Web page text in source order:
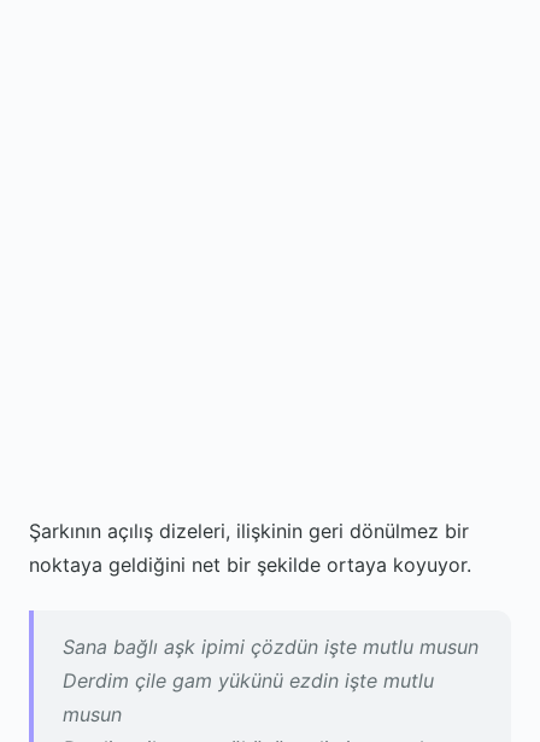
Şarkının açılış dizeleri, ilişkinin geri dönülmez bir
noktaya geldiğini net bir şekilde ortaya koyuyor.
Sana bağlı aşk ipimi çözdün işte mutlu musun
Derdim çile gam yükünü ezdin işte mutlu
musun